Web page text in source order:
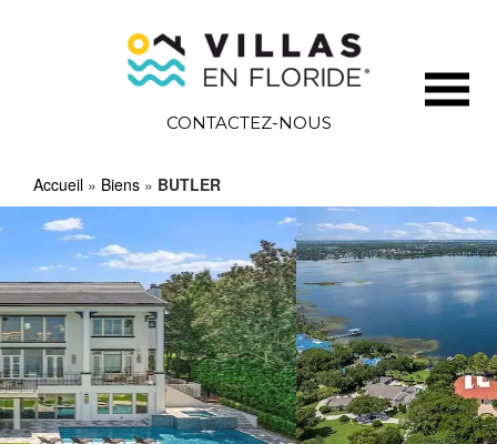
CONTACTEZ-NOUS
Accueil » Biens » BUTLER